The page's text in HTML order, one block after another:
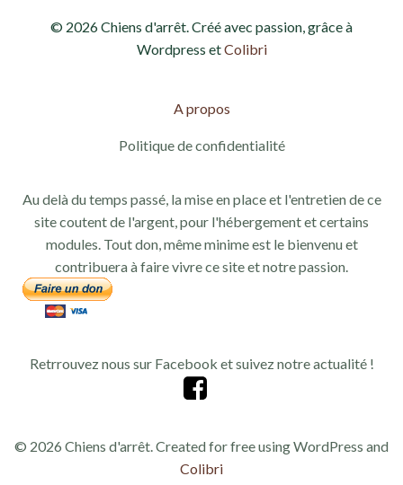
© 2026 Chiens d'arrêt. Créé avec passion, grâce à
Wordpress etColibri
A propos
Politique de confidentialité
Au delà du temps passé, la mise en place et l'entretien de ce
site coutent de l'argent, pour l'hébergement et certains
modules. Tout don, même minime est le bienvenu et
contribuera à faire vivre ce site et notre passion.
Retrrouvez nous sur Facebook et suivez notre actualité !
© 2026 Chiens d'arrêt. Created for free using WordPress and
Colibri